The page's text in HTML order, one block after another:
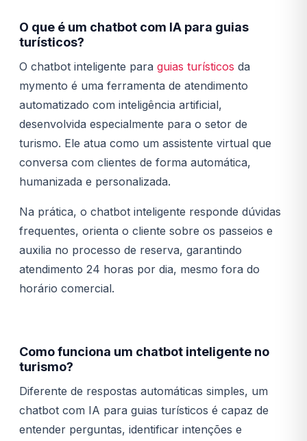
O que é um chatbot com IA para guias
turísticos?
O chatbot inteligente para guias turísticos da
mymento é uma ferramenta de atendimento
automatizado com inteligência artificial,
desenvolvida especialmente para o setor de
turismo. Ele atua como um assistente virtual que
conversa com clientes de forma automática,
humanizada e personalizada.
Na prática, o chatbot inteligente responde dúvidas
frequentes, orienta o cliente sobre os passeios e
auxilia no processo de reserva, garantindo
atendimento 24 horas por dia, mesmo fora do
horário comercial.
Como funciona um chatbot inteligente no
turismo?
Diferente de respostas automáticas simples, um
chatbot com IA para guias turísticos é capaz de
entender perguntas, identificar intenções e